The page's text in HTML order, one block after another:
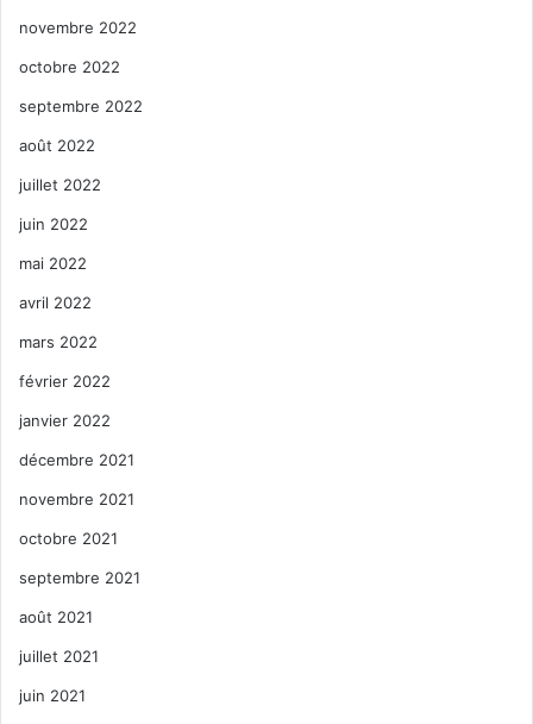
novembre 2022
octobre 2022
septembre 2022
août 2022
juillet 2022
juin 2022
mai 2022
avril 2022
mars 2022
février 2022
janvier 2022
décembre 2021
novembre 2021
octobre 2021
septembre 2021
août 2021
juillet 2021
juin 2021